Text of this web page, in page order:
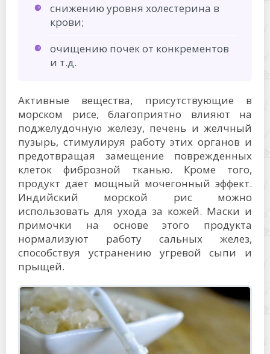
снижению уровня холестерина в
крови;
очищению почек от конкрементов
и т.д.
Активные вещества, присутствующие в
морском рисе, благоприятно влияют на
поджелудочную железу, печень и желчный
пузырь, стимулируя работу этих органов и
предотвращая замещение поврежденных
клеток фиброзной тканью. Кроме того,
продукт дает мощный мочегонный эффект.
Индийский морской рис можно
использовать для ухода за кожей. Маски и
примочки на основе этого продукта
нормализуют работу сальных желез,
способствуя устранению угревой сыпи и
прыщей.